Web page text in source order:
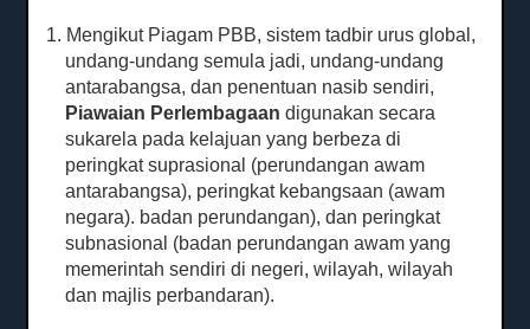
1. Mengikut Piagam PBB, sistem tadbir urus global,
undang-undang semula jadi, undang-undang
antarabangsa, dan penentuan nasib sendiri,
Piawaian Perlembagaan digunakan secara
sukarela pada kelajuan yang berbeza di
peringkatsuprasional (perundangan awam
antarabangsa), peringkat kebangsaan (awam
negara). badan perundangan), dan peringkat
subnasional (badan perundangan awam yang
memerintah sendiri di negeri, wilayah, wilayah
dan majlis perbandaran).